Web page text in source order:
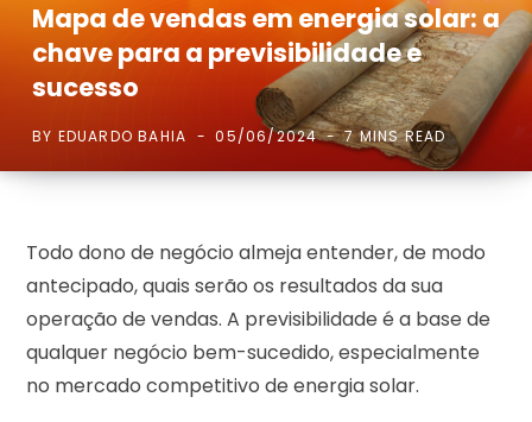
Mapa de vendas em energia solar: a
chave para a previsibilidade e
sucesso
BY EDUARDO BAHIA 05/06/2024 7 MINS READ
Todo dono de negócio almeja entender, de modo
antecipado, quais serão os resultados da sua
operação de vendas. A previsibilidade é a base de
qualquer negócio bem-sucedido, especialmente
no mercado competitivo de energia solar.